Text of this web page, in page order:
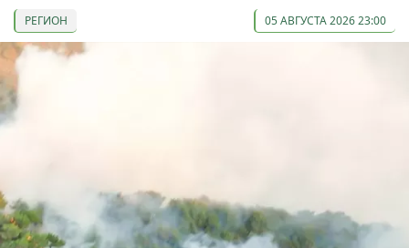
РЕГИОН 05 АВГУСТА 2026 23:00